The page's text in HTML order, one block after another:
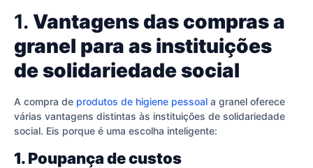
1. Vantagens das compras a
granel para as instituições
de solidariedade social
A compra de produtos de higiene pessoal a granel oferece
várias vantagens distintas às instituições de solidariedade
social. Eis porque é uma escolha inteligente:
1. Poupança de custos